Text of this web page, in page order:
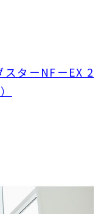
ターNFーEX 2